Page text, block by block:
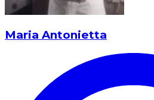
Maria Antonietta